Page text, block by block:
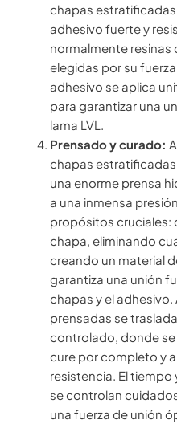
chapas
adhesivo fuerte y
normalmente
elegidas por su
adhesivo se aplica
para garantizar una
lama LVL.
Prensado y curado:
chapas
una enorme prensa
a una inmensa
propósitos cruciales:
chapa, eliminando
creando un material
garantiza una unión
chapas y el
prensadas se
controlado, donde se
cure por completo y
resistencia. El
se controlan
una fuerza de unión